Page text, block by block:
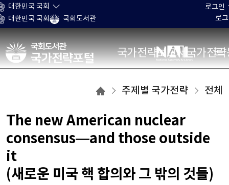
본문 바로가기
대한민국 국회
대한민국 국회
국회도서관
로그인
로
국가전략포털 국가전략보고서 국가전
주제별
목록으로
이동
주제별 국가전략 전체
The new American nuclear
consensus—and those outside
it
(새로운 미국 핵 합의와 그 밖의 것들)